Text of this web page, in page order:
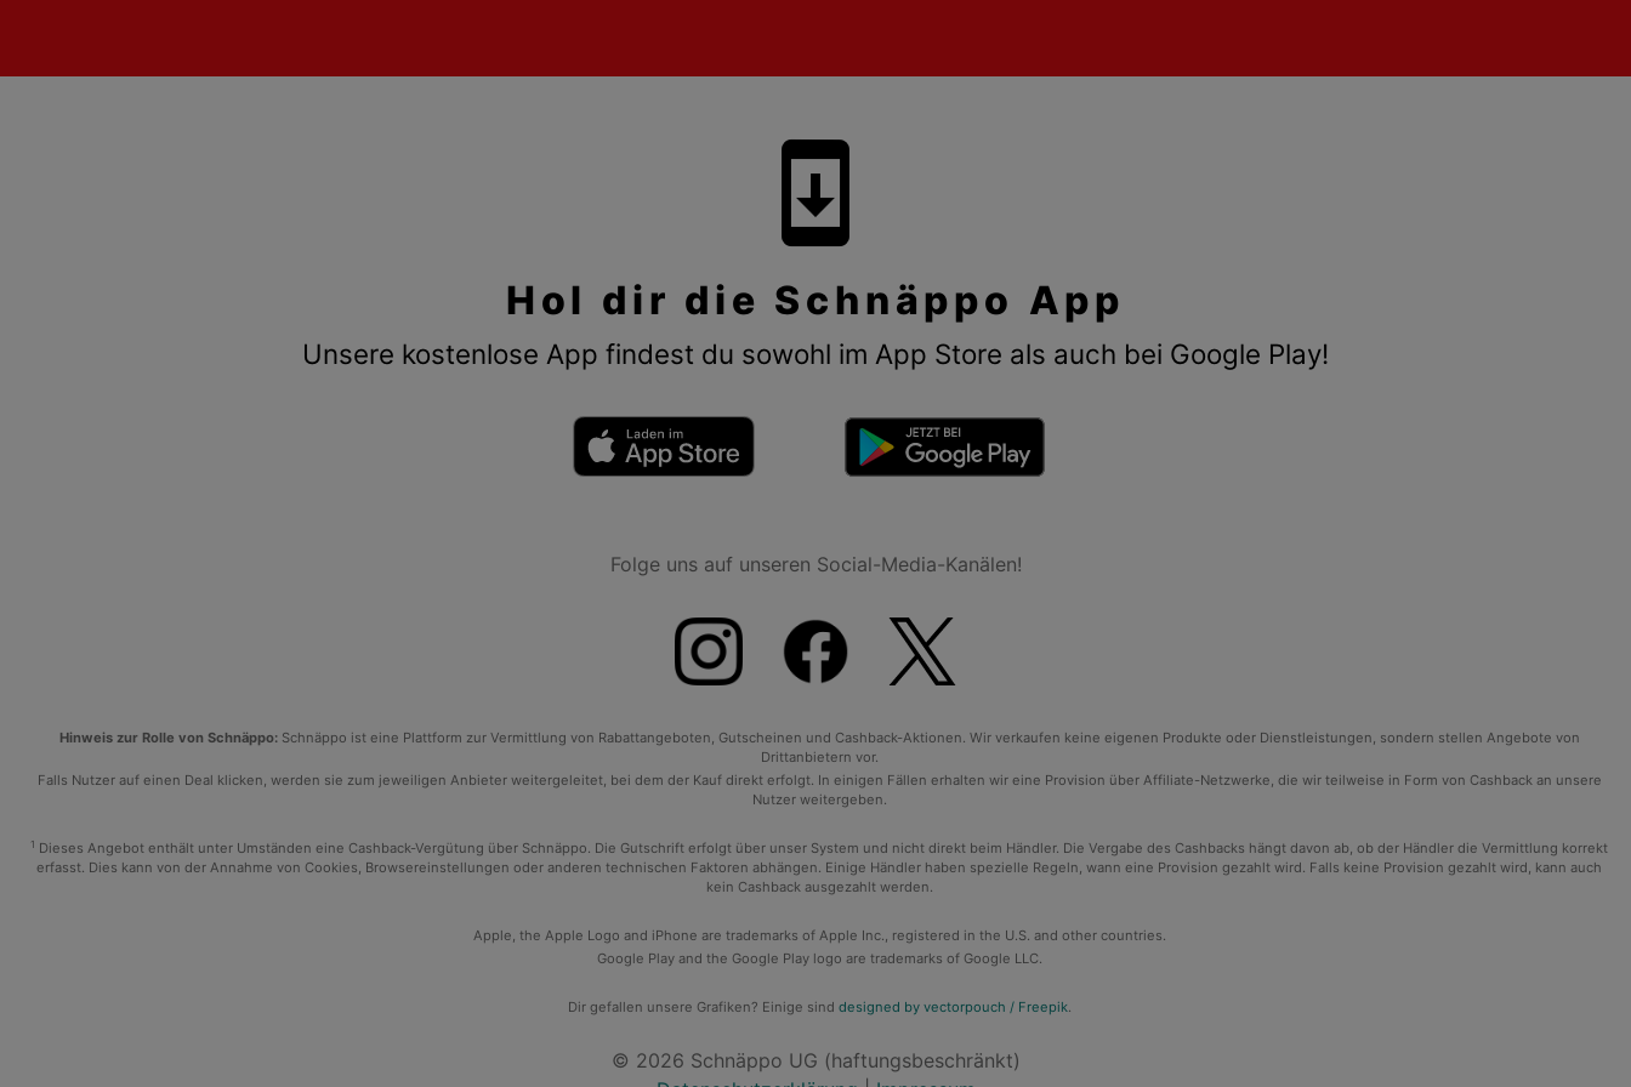
system_update
Hol dir die Schnäppo App
Unsere kostenlose App findest du sowohl im App Store als auch bei Google Play!
Folge uns auf unseren Social-Media-Kanälen!
Hinweis zur Rolle von Schnäppo:Schnäppo ist eine Plattform zur Vermittlung von Rabattangeboten, Gutscheinen und Cashback-Aktionen. Wir verkaufen keine eigenen Produkte oder Dienstleistungen, sondern stellen Angebote von
Drittanbietern vor.
Falls Nutzer auf einen Deal klicken, werden sie zum jeweiligen Anbieter weitergeleitet, bei dem der Kauf direkt erfolgt. In einigen Fällen erhalten wir eine Provision über Affiliate-Netzwerke, die wir teilweise in Form von Cashback an unsere
Nutzer weitergeben.
1 Dieses Angebot enthält unter Umständen eine Cashback-Vergütung über Schnäppo. Die Gutschrift erfolgt über unser System und nicht direkt beim Händler. Die Vergabe des Cashbacks hängt davon ab, ob der Händler die Vermittlung korrekt
erfasst. Dies kann von der Annahme von Cookies, Browsereinstellungen oder anderen technischen Faktoren abhängen. Einige Händler haben spezielle Regeln, wann eine Provision gezahlt wird. Falls keine Provision gezahlt wird, kann auch
kein Cashback ausgezahlt werden.
Apple, the Apple Logo and iPhone are trademarks of Apple Inc., registered in the U.S. and other countries.
Google Play and the Google Play logo are trademarks of Google LLC.
Dir gefallen unsere Grafiken? Einige sind designed by vectorpouch / Freepik.
© 2026 Schnäppo UG (haftungsbeschränkt)